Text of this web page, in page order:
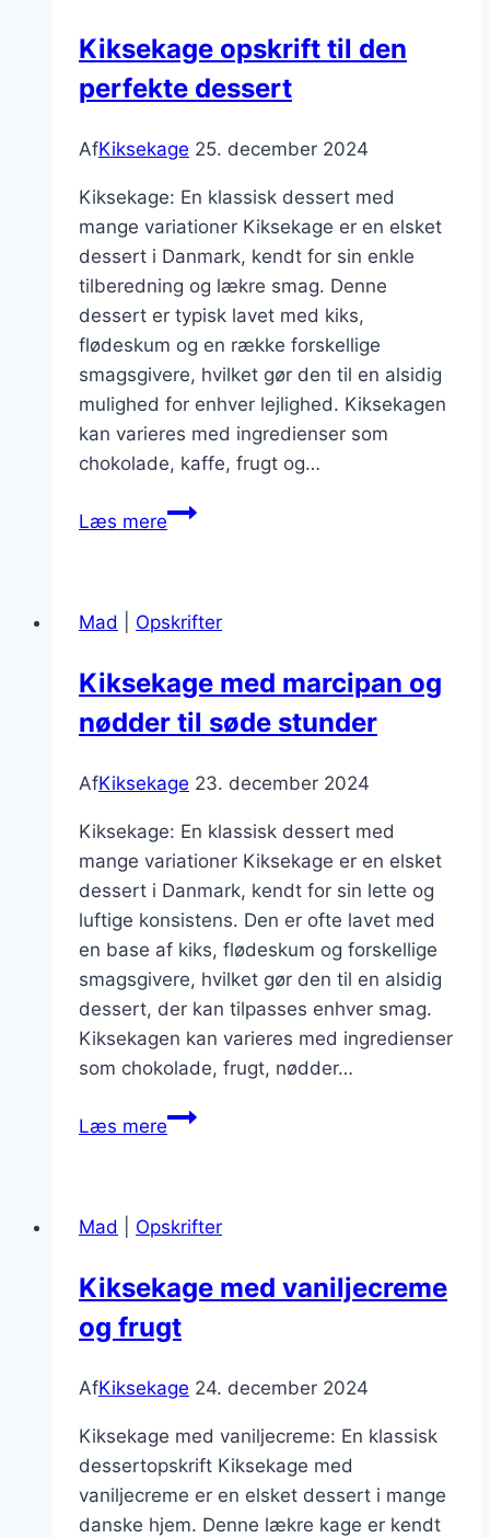
Kiksekage opskrift til den
perfekte dessert
AfKiksekage 25. december 2024
Kiksekage: En klassisk dessert med
mange variationer Kiksekage er en elsket
dessert i Danmark, kendt for sin enkle
tilberedning og lækre smag. Denne
dessert er typisk lavet med kiks,
flødeskum og en række forskellige
smagsgivere, hvilket gør den til en alsidig
mulighed for enhver lejlighed. Kiksekagen
kan varieres med ingredienser som
chokolade, kaffe, frugt og…
Læs mereKiksekage
perfekte
Mad Opskrifter
Kiksekage med marcipan og
nødder til søde stunder
AfKiksekage 23. december 2024
Kiksekage: En klassisk dessert med
mange variationer Kiksekage er en elsket
dessert i Danmark, kendt for sin lette og
luftige konsistens. Den er ofte lavet med
en base af kiks, flødeskum og forskellige
smagsgivere, hvilket gør den til en alsidig
dessert, der kan tilpasses enhver smag.
Kiksekagen kan varieres med ingredienser
som chokolade, frugt, nødder…
Læs mereKiksekage
nødder
søde
stunder
Mad Opskrifter
Kiksekage med vaniljecreme
og frugt
AfKiksekage 24. december 2024
Kiksekage med vaniljecreme: En klassisk
dessertopskrift Kiksekage med
vaniljecreme er en elsket dessert i mange
danske hjem. Denne lækre kage er kendt